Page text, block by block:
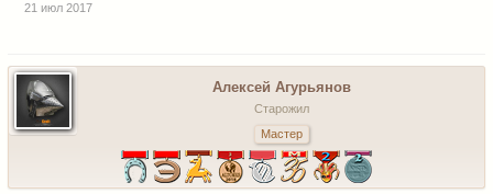
21 июл 2017
Алексей Агурьянов
Старожил
Мастер